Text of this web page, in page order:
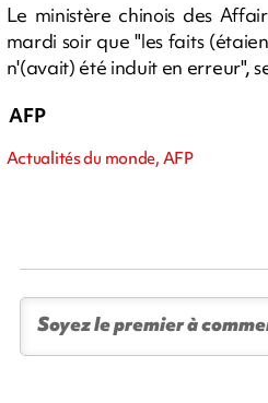
Le ministère chinois des
mardi soir que "les faits
n'(avait) été induit en erreur",
AFP
Actualités du monde, AFP